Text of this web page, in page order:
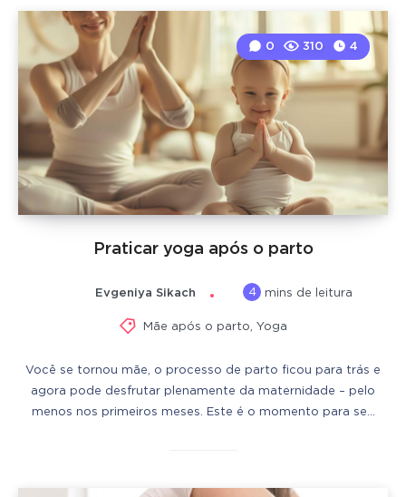
Praticar yoga após o parto
0 310 4
Evgeniya Sikach 4 mins de leitura
Mãe após o parto Yoga
Você se tornou mãe, o processo de parto ficou para trás e
agora pode desfrutar plenamente da maternidade – pelo
menos nos primeiros meses. Este é o momento para se…